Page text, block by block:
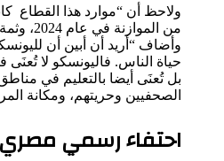
من
وأضاف “أريد أن أبين أن
حياة الناس. فاليونسكو لا تُعنَى
بل تُعنَى أيضا بالتعليم في
الصحفيين وحريتهم، ومكانة
احتفاء رسمي مصري